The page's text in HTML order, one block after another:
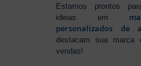
Estamos prontos
ideias em
personalizados de
destacam sua marca
vendas!